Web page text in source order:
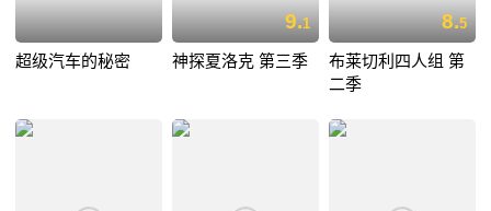
超级汽车的秘密
9.1
神探夏洛克 第三季
8.5
布莱切利四人组 第
二季